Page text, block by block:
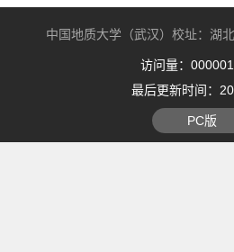
中国地质大学（武汉）校址：湖
访问量：
最后更新时间：
PC版